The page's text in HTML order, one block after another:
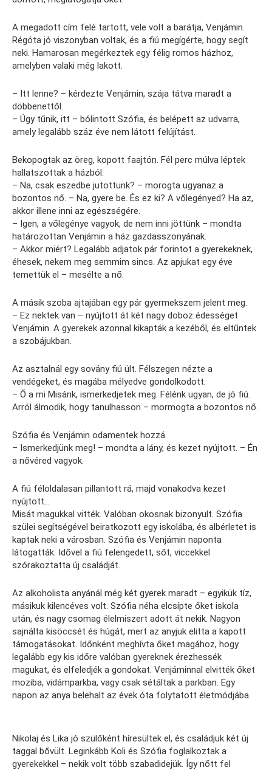
A megadott cím felé tartott, vele volt a barátja, Venjámin.
Régóta jó viszonyban voltak, és a fiú megígérte, hogy segít
neki. Hamarosan megérkeztek egy félig romos házhoz,
amelyben valaki még lakott.
– Itt lenne? – kérdezte Venjámin, szája tátva maradt a
döbbenettől.
– Úgy tűnik, itt – bólintott Szófia, és belépett az udvarra,
amely legalább száz éve nem látott felújítást.
Bekopogtak az öreg, kopott faajtón. Fél perc múlva léptek
hallatszottak a házból.
– Na, csak eszedbe jutottunk? – morogta ugyanaz a
bozontos nő. – Na, gyere be. És ez ki? A vőlegényed? Ha az,
akkor illene inni az egészségére.
– Igen, a vőlegénye vagyok, de nem inni jöttünk – mondta
határozottan Venjámin a ház gazdasszonyának.
– Akkor miért? Legalább adjatok pár forintot a gyerekeknek,
éhesek, nekem meg semmim sincs. Az apjukat egy éve
temettük el – mesélte a nő.
A másik szoba ajtajában egy pár gyermekszem jelent meg.
– Ez nektek van – nyújtott át két nagy doboz édességet
Venjámin. A gyerekek azonnal kikapták a kezéből, és eltűntek
a szobájukban.
Az asztalnál egy sovány fiú ült. Félszegen nézte a
vendégeket, és magába mélyedve gondolkodott.
– Ő a mi Misánk, ismerkedjetek meg. Félénk ugyan, de jó fiú.
Arról álmodik, hogy tanulhasson – mormogta a bozontos nő.
Szófia és Venjámin odamentek hozzá.
– Ismerkedjünk meg! – mondta a lány, és kezet nyújtott. – Én
a nővéred vagyok.
A fiú féloldalasan pillantott rá, majd vonakodva kezet
nyújtott…
Misát magukkal vitték. Valóban okosnak bizonyult. Szófia
szülei segítségével beiratkozott egy iskolába, és albérletet is
kaptak neki a városban. Szófia és Venjámin naponta
látogatták. Idővel a fiú felengedett, sőt, viccekkel
szórakoztatta új családját.
Az alkoholista anyánál még két gyerek maradt – egyikük tíz,
másikuk kilencéves volt. Szófia néha elcsípte őket iskola
után, és nagy csomag élelmiszert adott át nekik. Nagyon
sajnálta kisöccsét és húgát, mert az anyjuk elitta a kapott
támogatásokat. Időnként meghívta őket magához, hogy
legalább egy kis időre valóban gyereknek érezhessék
magukat, és elfeledjék a gondokat. Venjáminnal elvitték őket
moziba, vidámparkba, vagy csak sétáltak a parkban. Egy
napon az anya belehalt az évek óta folytatott életmódjába.
Nikolaj és Lika jó szülőként híresültek el, és családjuk két új
taggal bővült. Leginkább Koli és Szófia foglalkoztak a
gyerekekkel – nekik volt több szabadidejük. Így nőtt fel